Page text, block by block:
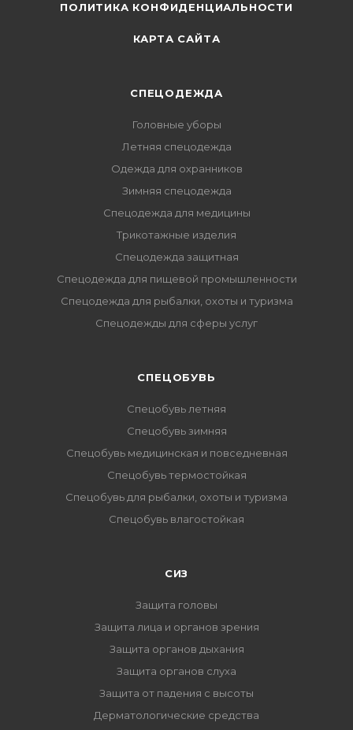
ПОЛИТИКА КОНФИДЕНЦИАЛЬНОСТИ
КАРТА САЙТА
СПЕЦОДЕЖДА
Головные уборы
Летняя спецодежда
Одежда для охранников
Зимняя спецодежда
Спецодежда для медицины
Трикотажные изделия
Спецодежда защитная
Спецодежда для пищевой промышленности
Спецодежда для рыбалки, охоты и туризма
Спецодежды для сферы услуг
CПЕЦОБУВЬ
Спецобувь летняя
Спецобувь зимняя
Спецобувь медицинская и повседневная
Спецобувь термостойкая
Спецобувь для рыбалки, охоты и туризма
Спецобувь влагостойкая
СИЗ
Защита головы
Защита лица и органов зрения
Защита органов дыхания
Защита органов слуха
Защита от падения с высоты
Дерматологические средства